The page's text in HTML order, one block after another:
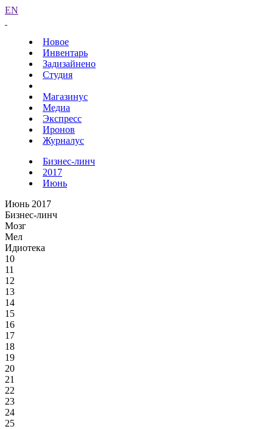
EN
Новое
Инвентарь
Задизайнено
Студия
Магазинус
Медиа
Экспресс
Иронов
Журналус
Бизнес-линч
2017
Июнь
Июнь 2017
Бизнес-линч
Мозг
Мел
Идиотека
10
11
12
13
14
15
16
17
18
19
20
21
22
23
24
25